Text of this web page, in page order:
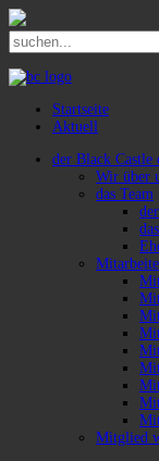
Startseite
Aktuell
der Black Castle
Wir über
das Team
Mitglied